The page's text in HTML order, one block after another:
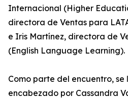
Internacional (Higher
directora de Ventas para
e Iris Martínez, directora de
(English Language Learning).
Como parte del encuentro,
encabezado por Cassandra